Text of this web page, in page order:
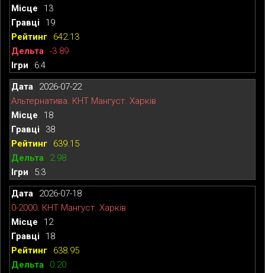
13
19
642.13
-3.89
6:4
2026-07-22
Альтернатива. КНТ Мангуст. Харків
18
38
639.15
2.98
5:3
2026-07-18
0-2000. КНТ Мангуст. Харків
12
18
638.95
0.20